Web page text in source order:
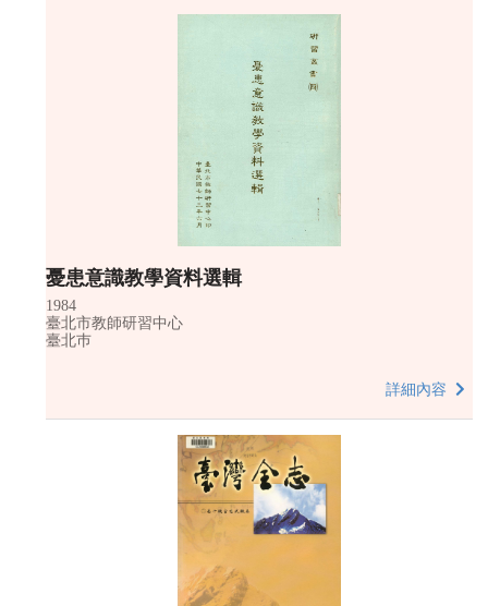
憂患意識教學資料選輯
1984
臺北市教師研習中心
臺北巿
詳細內容